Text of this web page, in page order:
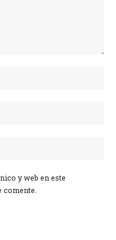
y web en este
comente.